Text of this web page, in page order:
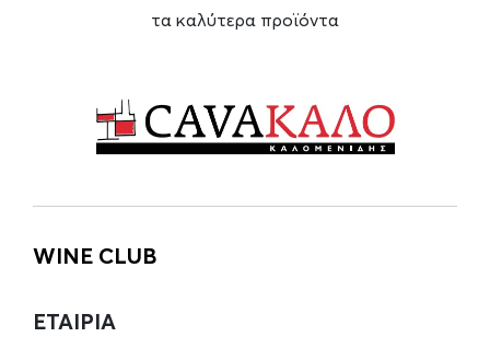
τα καλύτερα προϊόντα
WINE CLUB
ΕΤΑΙΡΙΑ